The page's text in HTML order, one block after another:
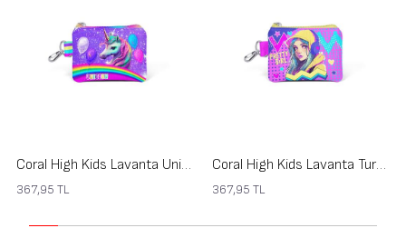
Coral High Kids Lavanta Unicorn Desenli Bozuk Para Çantası 21922
367,95 TL
Coral High Kids Lavanta Turkuaz Kulaklıklı Kız Desenli Bozuk Para Çantası 21920
367,95 TL